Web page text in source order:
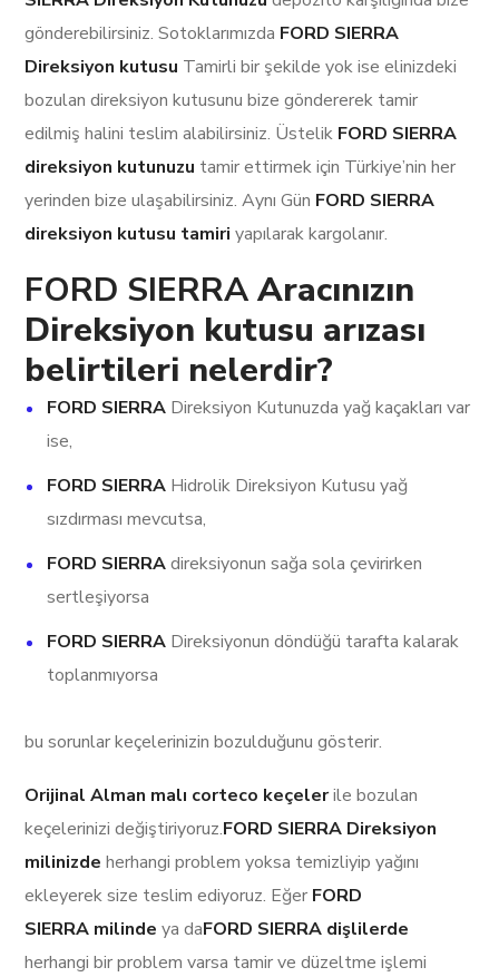
gönderebilirsiniz. Sotoklarımızda FORD SIERRA
Direksiyon kutusu Tamirli bir şekilde yok ise elinizdeki
bozulan direksiyon kutusunu bize göndererek tamir
edilmiş halini teslim alabilirsiniz. Üstelik FORD SIERRA
direksiyon kutunuzu tamir ettirmek için Türkiye’nin her
yerinden bize ulaşabilirsiniz. Aynı Gün FORD SIERRA
direksiyon kutusu tamiri yapılarak kargolanır.
FORD SIERRAAracınızın
Direksiyon kutusu arızası
belirtileri nelerdir?
FORD SIERRA Direksiyon Kutunuzda yağ kaçakları var
ise,
FORD SIERRA Hidrolik Direksiyon Kutusu yağ
sızdırması mevcutsa,
FORD SIERRAdireksiyonun sağa sola çevirirken
sertleşiyorsa
FORD SIERRA Direksiyonun döndüğü tarafta kalarak
toplanmıyorsa
bu sorunlar keçelerinizin bozulduğunu gösterir.
Orijinal Alman malı corteco keçelerile bozulan
keçelerinizi değiştiriyoruz.FORD SIERRA Direksiyon
milinizde herhangi problem yoksa temizliyip yağını
ekleyerek size teslim ediyoruz. Eğer FORD
SIERRA milinde ya daFORD SIERRA dişlilerde
herhangi bir problem varsa tamir ve düzeltme işlemi